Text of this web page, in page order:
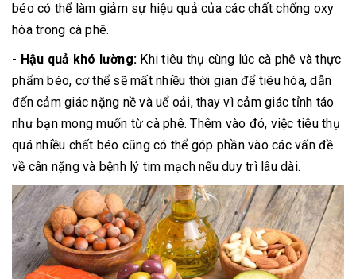
béo có thể làm giảm sự hiệu quả của các chất chống oxy
hóa trong cà phê.
- Hậu quả khó lường: Khi tiêu thụ cùng lúc cà phê và thực
phẩm béo, cơ thể sẽ mất nhiều thời gian để tiêu hóa, dẫn
đến cảm giác nặng nề và uể oải, thay vì cảm giác tỉnh táo
như bạn mong muốn từ cà phê. Thêm vào đó, việc tiêu thụ
quá nhiều chất béo cũng có thể góp phần vào các vấn đề
về cân nặng và bệnh lý tim mạch nếu duy trì lâu dài.